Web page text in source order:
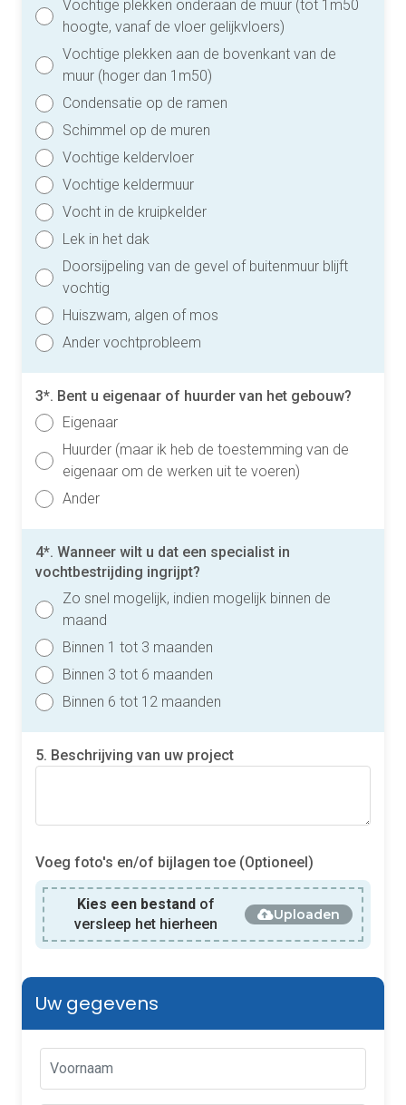
Vochtige plekken onderaan de muur (tot 1m50
hoogte, vanaf de vloer gelijkvloers)
Vochtige plekken aan de bovenkant van de
muur (hoger dan 1m50)
Condensatie op de ramen
Schimmel op de muren
Vochtige keldervloer
Vochtige keldermuur
Vocht in de kruipkelder
Lek in het dak
Doorsijpeling van de gevel of buitenmuur blijft
vochtig
Huiszwam, algen of mos
Ander vochtprobleem
3*. Bent u eigenaar of huurder van het gebouw?
Eigenaar
Huurder (maar ik heb de toestemming van de
eigenaar om de werken uit te voeren)
Ander
4*. Wanneer wilt u dat een specialist in
vochtbestrijding ingrijpt?
Zo snel mogelijk, indien mogelijk binnen de
maand
Binnen 1 tot 3 maanden
Binnen 3 tot 6 maanden
Binnen 6 tot 12 maanden
5. Beschrijving van uw project
Voeg foto's en/of bijlagen toe (Optioneel)
Kies een bestand of
versleep het hierheen
Uploaden
Uw gegevens